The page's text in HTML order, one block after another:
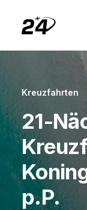
Kreuzfahrten
21-
p.P.